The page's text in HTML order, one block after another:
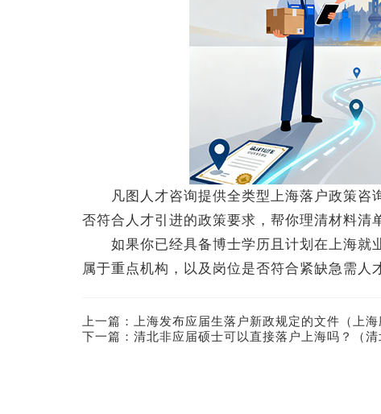
凡图人才咨询提供全类型上海落户政策咨
否符合人才引进的政策要求，帮你理清材料清
如果你已经具备博士学历且计划在上海就
属于重点机构，以及岗位是否符合紧缺急需人
上一篇：
上海发布应届生落户新政规定的文件（上
下一篇： 清北非应届硕士可以直接落户上海吗？（清